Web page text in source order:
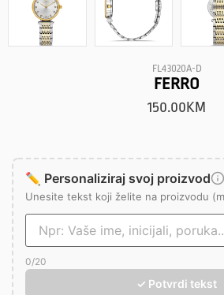
FL43020A-D
FERRO
150.00KM
✏️ Personaliziraj svoj proizvod
Unesite tekst koji želite na proizvodu
0/20
✓ Potvrdi tekst